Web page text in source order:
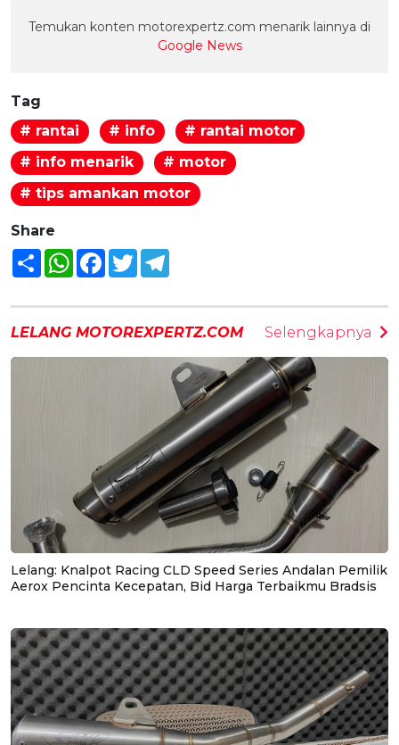
Temukan konten motorexpertz.com menarik lainnya di
Google News
Tag
# rantai
# info
# rantai motor
# info menarik
# motor
# tips amankan motor
Share
Share WhatsAppFacebook
Twitter
LELANG MOTOREXPERTZ.COM Selengkapnya
Lelang: Knalpot Racing CLD Speed Series Andalan Pemilik
Aerox Pencinta Kecepatan, Bid Harga Terbaikmu Bradsis